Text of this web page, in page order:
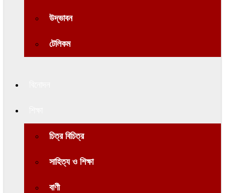
উদ্ভাবন
টেলিকম
চিত্র বিচিত্র
সাহিত্য ও শিক্ষা
বাণী